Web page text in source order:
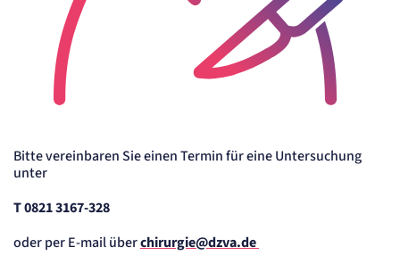
Bitte vereinbaren Sie einen Termin für eine Untersuchung
unter
T 0821 3167-328
oder per E-mail überchirurgie@dzva.de